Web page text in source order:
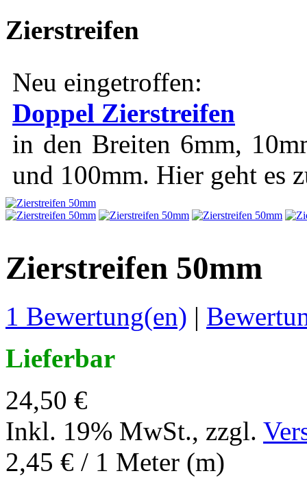
Zierstreifen
Neu eingetroffen:
Doppel Zierstreifen
in den Breiten 6mm,
und 100mm. Hier geht es
Zierstreifen 50mm
1 Bewertung(en) |
Lieferbar
24,50 €
Inkl. 19% MwSt., zzgl.
2,45 € / 1 Meter (m)